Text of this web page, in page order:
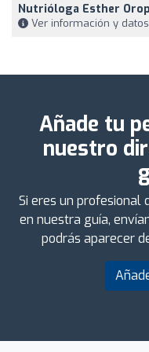
Nutrióloga Esther
Ver información y
Añade tu
nuestro
Si eres un profesional
en nuestra guía,
podrás aparecer